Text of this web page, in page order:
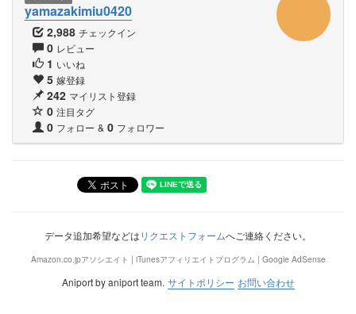
yamazakimiu0420
2,988 チェックイン
0 レビュー
1 いいね
5 嫁登録
242 マイリスト登録
0 注目タグ
0 フォロー & 0 フォロワー
データ追加希望などはリクエストフォームへご連絡ください。
Amazon.co.jpアソシエイト | iTunesアフィリエイトプログラム | Google AdSense
Aniport by aniport team. サイトポリシー お問い合わせ